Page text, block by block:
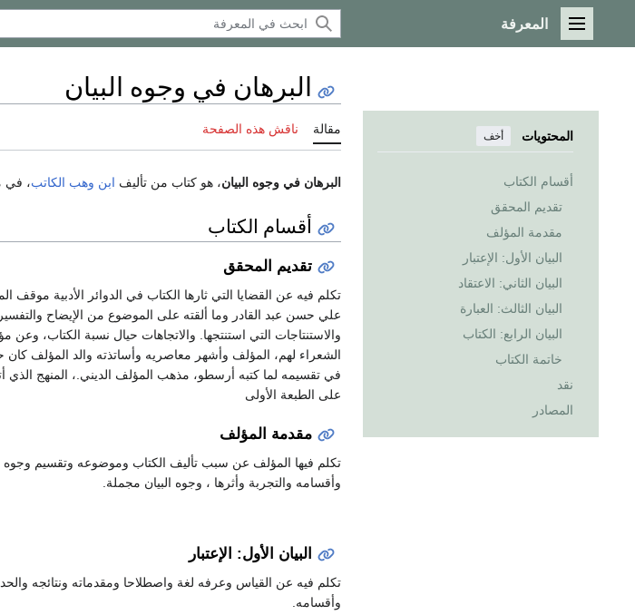
القائمة الرئيسية
المعرفة
المحتويات أخف
أقسام الكتاب
تقديم المحقق
مقدمة المؤلف
البيان الأول: الإعتبار
البيان الثاني: الاعتقاد
البيان الثالث: العبارة
البيان الرابع: الكتاب
خاتمة الكتاب
نقد
المصادر
البرهان في وجوه البيان
مقالة ناقش هذه الصفحة
البرهان في وجوه البيان، هو كتاب من تأليف ابن وهب الكاتب، في
أقسام الكتاب
تقديم المحقق
تكلم فيه عن القضايا التي ثارها الكتاب في الدوائر الأدبية موقف
علي حسن عبد القادر وما ألقته على الموضوع من الإيضاح
والاستنتاجات التي استنتجها. والاتجاهات حيال نسبة الكتاب،
في تقسيمه لما كتبه أرسطو، مذهب المؤلف الديني.، المنهج الذي
على الطبعة الأولى
مقدمة المؤلف
تكلم فيها المؤلف عن سبب تأليف الكتاب وموضوعه وتقسيم وجوه
وأقسامه والتجربة وأثرها ، وجوه البيان مجملة.
البيان الأول: الإعتبار
تكلم فيه عن القياس وعرفه لغة واصطلاحا ومقدماته ونتائجه
وأقسامه.